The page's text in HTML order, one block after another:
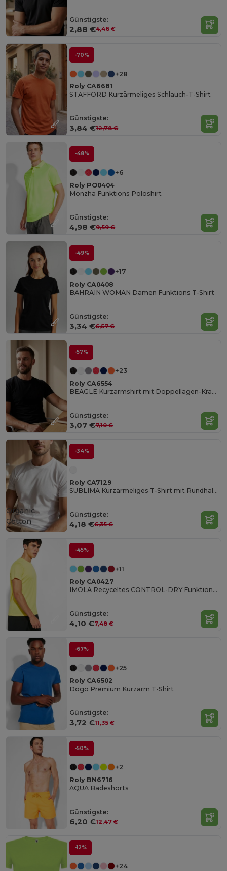
Günstigste:
2,88 €4,46 €
-70%
+28
Roly CA6681
STAFFORD Kurzärmeliges Schlauch-T-Shirt
Günstigste:
3,84 €12,78 €
-48%
+6
Roly PO0404
Monzha Funktions Poloshirt
Günstigste:
4,98 €9,59 €
-49%
+17
Roly CA0408
BAHRAIN WOMAN Damen Funktions T-Shirt
Günstigste:
3,34 €6,57 €
-57%
+23
Roly CA6554
BEAGLE Kurzarmshirt mit Doppellagen-Kragen aus Elastan
Günstigste:
3,07 €7,10 €
-34%
Roly CA7129
SUBLIMA Kurzärmeliges T-Shirt mit Rundhalsausschnitt aus demselben Material und Seitennähten
Günstigste:
4,18 €6,35 €
Organic
Cotton
-45%
+11
Roly CA0427
IMOLA Recyceltes CONTROL-DRY Funktionsshirt
Günstigste:
4,10 €7,48 €
-67%
+25
Roly CA6502
Dogo Premium Kurzarm T-Shirt
Günstigste:
3,72 €11,35 €
-50%
+2
Roly BN6716
AQUA Badeshorts
Günstigste:
6,20 €12,47 €
-12%
+24